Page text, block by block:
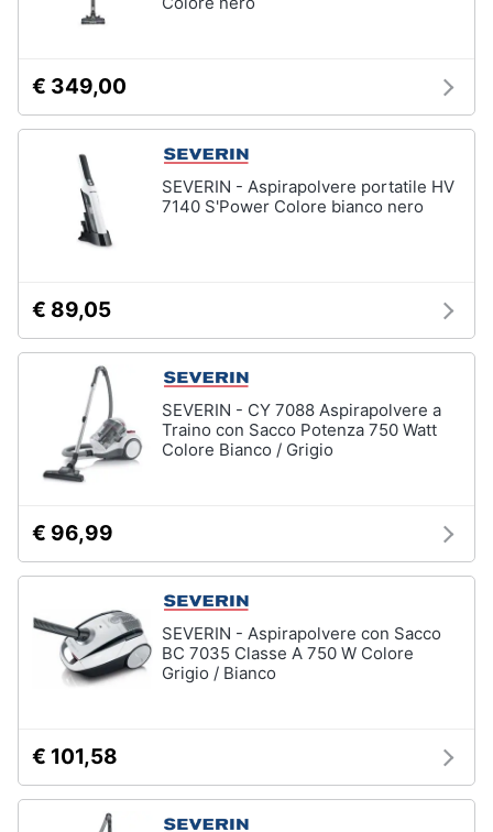
€ 349,00
SEVERIN - Aspirapolvere portatile HV
7140 S'Power Colore bianco nero
€ 89,05
SEVERIN - CY 7088 Aspirapolvere a
Traino con Sacco Potenza 750 Watt
Colore Bianco / Grigio
€ 96,99
SEVERIN - Aspirapolvere con Sacco
BC 7035 Classe A 750 W Colore
Grigio / Bianco
€ 101,58